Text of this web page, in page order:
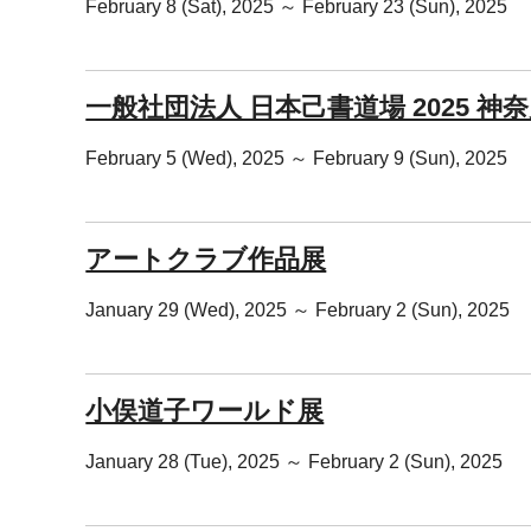
February 8 (Sat), 2025 ～ February 23 (Sun), 2025
一般社団法人 日本己書道場 2025 神
February 5 (Wed), 2025 ～ February 9 (Sun), 2025
アートクラブ作品展
January 29 (Wed), 2025 ～ February 2 (Sun), 2025
小俣道子ワールド展
January 28 (Tue), 2025 ～ February 2 (Sun), 2025